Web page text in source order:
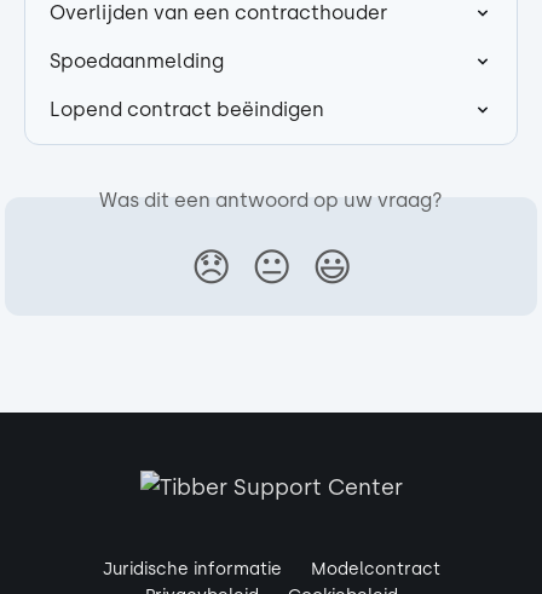
Overlijden van een contracthouder
Spoedaanmelding
Lopend contract beëindigen
Was dit een antwoord op uw vraag?
😞 😐 😃
Juridische informatie
Modelcontract